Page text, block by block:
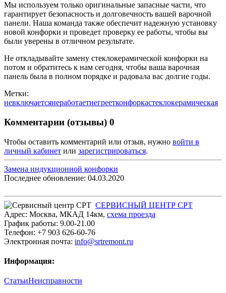
Мы используем только оригинальные запасные части, что
гарантирует безопасность и долговечность вашей варочной
панели. Наша команда также обеспечит надежную установку
новой конфорки и проведет проверку ее работы, чтобы вы
были уверены в отличном результате.
Не откладывайте замену стеклокерамической конфорки на
потом и обратитесь к нам сегодня, чтобы ваша варочная
панель была в полном порядке и радовала вас долгие годы.
Метки:
невключаетсянеработаетнегреетконфоркастеклокерамическая
Комментарии (отзывы) 0
Чтобы оставить комментарий или отзыв, нужно войти в
личный кабинет или зарегистрироваться.
Замена индукционной конфорки
Последнее обновление: 04.03.2020
СЕРВИСНЫЙ ЦЕНТР СРТ
Адрес: Москва, МКАД 14км, cхема проезда
График работы: 9.00-21.00
Телефон: +7 903 626-60-76
Электронная почта: info@srtremont.ru
Информация:
СтатьиНеисправности